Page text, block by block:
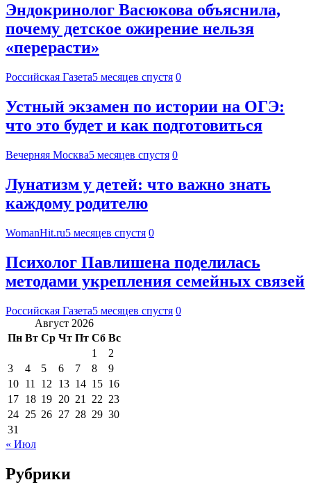
Эндокринолог Васюкова объяснила,
почему детское ожирение нельзя
«перерасти»
Российская Газета5 месяцев спустя 0
Устный экзамен по истории на ОГЭ:
что это будет и как подготовиться
Вечерняя Москва5 месяцев спустя 0
Лунатизм у детей: что важно знать
каждому родителю
WomanHit.ru5 месяцев спустя 0
Психолог Павлишена поделилась
методами укрепления семейных связей
Российская Газета5 месяцев спустя 0
Август 2026
Пн Вт Ср Чт Пт Сб Вс
1
2
3
4 5 6 7 8
9
10 11 12 13 14 15 16
17 18 19 20 21 22 23
24 25 26 27 28 29 30
31
« Июл
Рубрики